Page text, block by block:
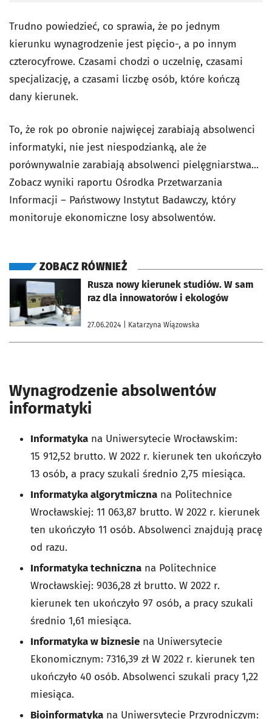
Trudno powiedzieć, co sprawia, że po jednym
kierunku wynagrodzenie jest pięcio-, a po innym
czterocyfrowe. Czasami chodzi o uczelnię, czasami
specjalizację, a czasami liczbę osób, które kończą
dany kierunek.
To, że rok po obronie najwięcej zarabiają absolwenci
informatyki, nie jest niespodzianką, ale że
porównywalnie zarabiają absolwenci pielęgniarstwa...
Zobacz wyniki raportu Ośrodka Przetwarzania
Informacji – Państwowy Instytut Badawczy, który
monitoruje ekonomiczne losy absolwentów.
ZOBACZ RÓWNIEŻ
Rusza nowy kierunek studiów. W sam
raz dla innowatorów i ekologów
27.06.2024 | Katarzyna Wiązowska
otworzy się w nowej karcie
Wynagrodzenie absolwentów
informatyki
Informatyka na Uniwersytecie Wrocławskim:
15 912,52 brutto. W 2022 r. kierunek ten ukończyło
13 osób, a pracy szukali średnio 2,75 miesiąca.
Informatyka algorytmiczna na Politechnice
Wrocławskiej: 11 063,87 brutto. W 2022 r. kierunek
ten ukończyło 11 osób. Absolwenci znajdują pracę
od razu.
Informatyka techniczna na Politechnice
Wrocławskiej: 9036,28 zł brutto. W 2022 r.
kierunek ten ukończyło 97 osób, a pracy szukali
średnio 1,61 miesiąca.
Informatyka w biznesie na Uniwersytecie
Ekonomicznym: 7316,39 zł W 2022 r. kierunek ten
ukończyło 40 osób. Absolwenci szukali pracy 1,22
miesiąca.
Bioinformatyka na Uniwersytecie Przyrodniczym: